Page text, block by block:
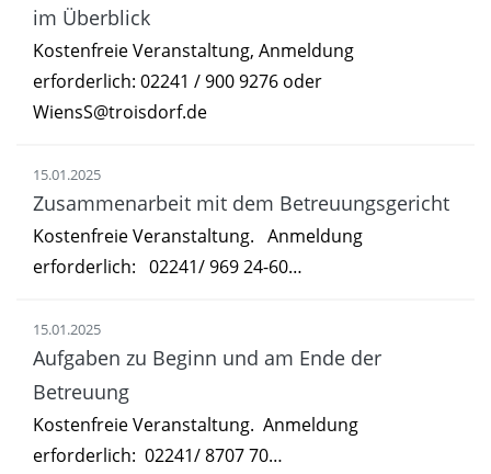
im Überblick
Kostenfreie Veranstaltung, Anmeldung
erforderlich: 02241 / 900 9276 oder
WiensS@troisdorf.de
15.01.2025
Zusammenarbeit mit dem Betreuungsgericht
Kostenfreie Veranstaltung. Anmeldung
erforderlich: 02241/ 969 24-60…
15.01.2025
Aufgaben zu Beginn und am Ende der
Betreuung
Kostenfreie Veranstaltung. Anmeldung
erforderlich: 02241/ 8707 70…